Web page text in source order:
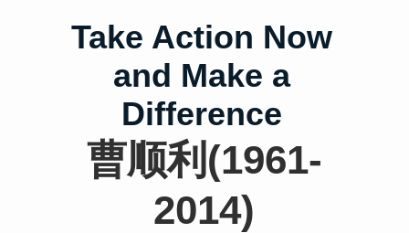
Take Action Now
and Make a
Difference
曹顺利(1961-
2014)